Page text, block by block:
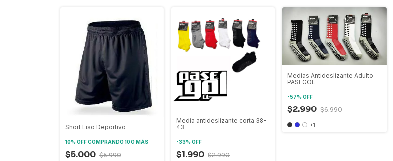
Short Liso Deportivo
10% OFFCOMPRANDO 10 O MÁS
$5.000 $5.990
Media antideslizante corta 38-
43
-33%OFF
$1.990 $2.990
Medias Antideslizante Adulto
PASEGOL
-57%OFF
$2.990 $6.990
+1